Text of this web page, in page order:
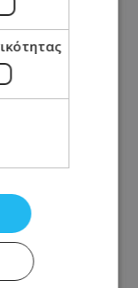
για
του
χορού
για